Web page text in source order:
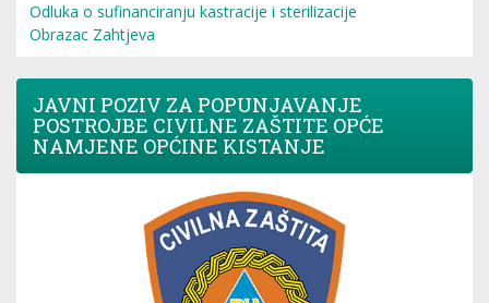
Odluka o sufinanciranju kastracije i sterilizacije
Obrazac Zahtjeva
JAVNI POZIV ZA POPUNJAVANJE
POSTROJBE CIVILNE ZAŠTITE OPĆE
NAMJENE OPĆINE KISTANJE